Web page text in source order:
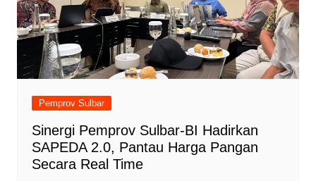
Pemprov Sulbar
Sinergi Pemprov Sulbar-BI Hadirkan
SAPEDA 2.0, Pantau Harga Pangan
Secara Real Time